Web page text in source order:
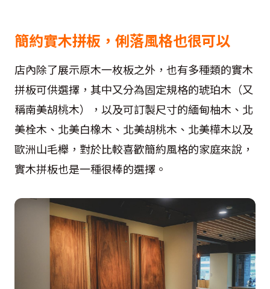
簡約實木拼板，俐落風格也很可以
店內除了展示原木一枚板之外，也有多種類的實木
拼板可供選擇，其中又分為固定規格的琥珀木（又
稱南美胡桃木），以及可訂製尺寸的緬甸柚木、北
美栓木、北美白橡木、北美胡桃木、北美樺木以及
歐洲山毛櫸，對於比較喜歡簡約風格的家庭來說，
實木拼板也是一種很棒的選擇。